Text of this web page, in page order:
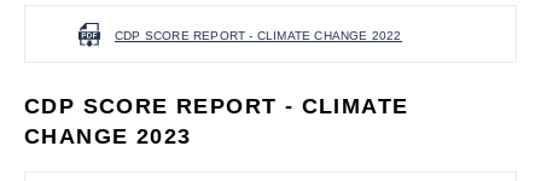
CDP SCORE REPORT - CLIMATE CHANGE 2022
CDP SCORE REPORT - CLIMATE
CHANGE 2023